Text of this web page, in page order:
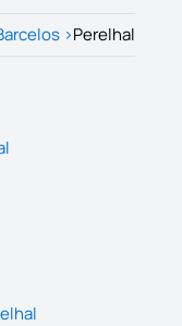
>Perelhal